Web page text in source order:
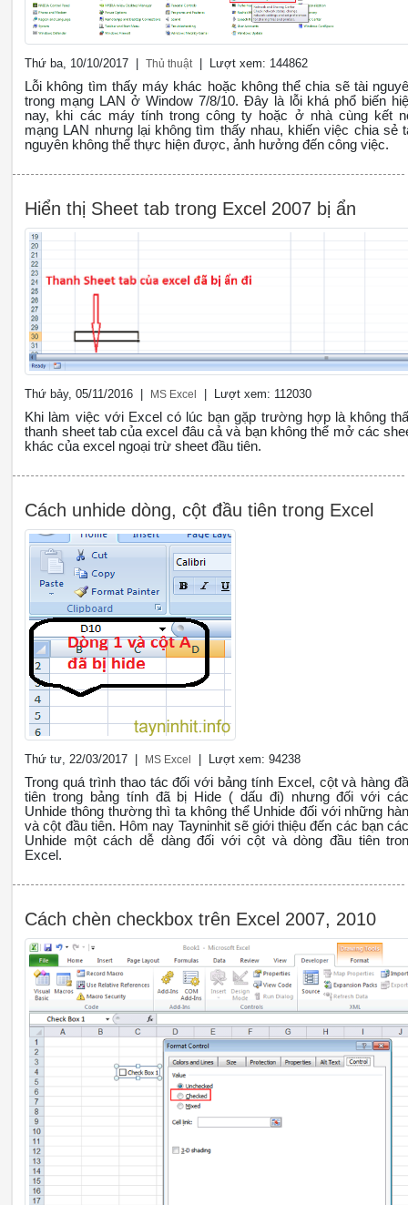
Thứ ba, 10/10/2017 |Thủ thuật | Lượt xem: 144862
Lỗi không tìm thấy máy khác hoặc không thể chia sẽ tài
trong mạng LAN ở Window 7/8/10. Đây là lỗi khá phổ biến
nay, khi các máy tính trong công ty hoặc ở nhà cùng kết
mạng LAN nhưng lại không tìm thấy nhau, khiến việc chia sẻ
nguyên không thể thực hiện được, ảnh hưởng đến công việc.
Hiển thị Sheet tab trong Excel 2007 bị ẩn
Thứ bảy, 05/11/2016 | MS Excel | Lượt xem: 112030
Khi làm việc với Excel có lúc bạn gặp trường hợp là không
thanh sheet tab của excel đâu cả và bạn không thể mở các
khác của excel ngoại trừ sheet đầu tiên.
Cách unhide dòng, cột đầu tiên trong Excel
Thứ tư, 22/03/2017 | MS Excel | Lượt xem: 94238
Trong quá trình thao tác đối với bảng tính Excel, cột và hàng
tiên trong bảng tính đã bị Hide ( dấu đi) nhưng đối với
Unhide thông thường thì ta không thể Unhide đối với những
và cột đầu tiên. Hôm nay Tayninhit sẽ giới thiệu đến các bạn
Unhide một cách dễ dàng đối với cột và dòng đầu tiên
Excel.
Cách chèn checkbox trên Excel 2007, 2010